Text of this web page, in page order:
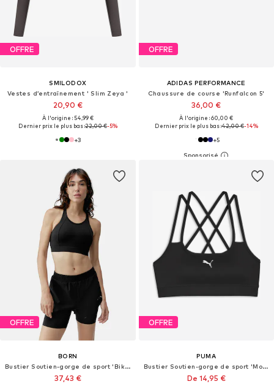
OFFRE
SMILODOX
Vestes d’entraînement ' Slim Zeya '
20,90 €
À l'origine : 54,99 €
Dernier prix le plus bas :22,00 €-5%
+3
OFFRE
ADIDAS PERFORMANCE
Chaussure de course 'Runfalcon 5'
36,00 €
À l'origine : 60,00 €
Dernier prix le plus bas :42,00 €-14%
+5
OFFRE
BORN
Bustier Soutien-gorge de sport 'Bikila'
37,43 €
OFFRE
PUMA
Bustier Soutien-gorge de sport 'Move'
De 14,95 €